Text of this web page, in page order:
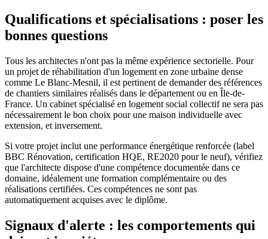
Qualifications et spécialisations : poser les
bonnes questions
Tous les architectes n'ont pas la même expérience sectorielle. Pour
un projet de réhabilitation d'un logement en zone urbaine dense
comme Le Blanc-Mesnil, il est pertinent de demander des références
de chantiers similaires réalisés dans le département ou en Île-de-
France. Un cabinet spécialisé en logement social collectif ne sera pas
nécessairement le bon choix pour une maison individuelle avec
extension, et inversement.
Si votre projet inclut une performance énergétique renforcée (label
BBC Rénovation, certification HQE, RE2020 pour le neuf), vérifiez
que l'architecte dispose d'une compétence documentée dans ce
domaine, idéalement une formation complémentaire ou des
réalisations certifiées. Ces compétences ne sont pas
automatiquement acquises avec le diplôme.
Signaux d'alerte : les comportements qui